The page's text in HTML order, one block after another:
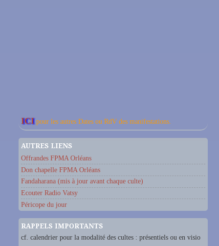
ICI pour les autres Dates ou RdV des manifestations.
AUTRES LIENS
Offrandes FPMA Orléans
Don chapelle FPMA Orléans
Fandaharana (mis à jour avant chaque culte)
Ecouter Radio Vatsy
Péricope du jour
RAPPELS IMPORTANTS
cf. calendrier pour la modalité des cultes : présentiels ou en visio